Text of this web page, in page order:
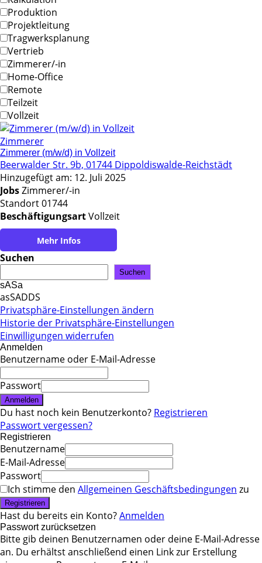
Produktion
Projektleitung
Tragwerksplanung
Vertrieb
Zimmerer/-in
Home-Office
Remote
Teilzeit
Vollzeit
Zimmerer
Zimmerer (m/w/d) in Vollzeit
Beerwalder Str. 9b, 01744 Dippoldiswalde-Reichstädt
Hinzugefügt am: 12. Juli 2025
JobsZimmerer/-in
Standort 01744
BeschäftigungsartVollzeit
https://www.rikker.de/unternehmen/
Suchen
Suchen
sASa
asSADDS
Privatsphäre-Einstellungen ändern
Historie der Privatsphäre-Einstellungen
Einwilligungen widerrufen
Anmelden
Benutzername oder E-Mail-Adresse
Passwort
Anmelden
Du hast noch kein Benutzerkonto? Registrieren
Passwort vergessen?
Registrieren
Benutzername
E-Mail-Adresse
Passwort
Ich stimme den Allgemeinen Geschäftsbedingungen zu
Registrieren
Hast du bereits ein Konto?Anmelden
Passwort zurücksetzen
Bitte gib deinen Benutzernamen oder deine E-Mail-Adresse
an. Du erhältst anschließend einen Link zur Erstellung